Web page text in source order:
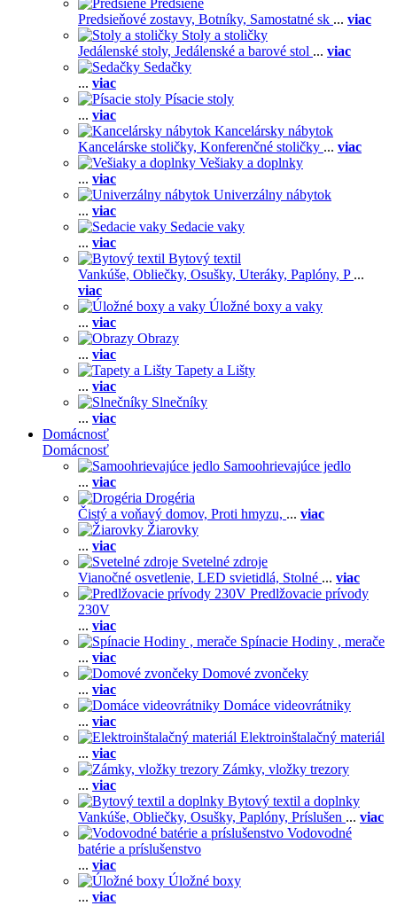
Predsiene
Predsieňové zostavy, Botníky, Samostatné sk ... viac
Stoly a stoličky
Jedálenské stoly, Jedálenské a barové stol ... viac
Sedačky
... viac
Písacie stoly
... viac
Kancelársky nábytok
Kancelárske stoličky, Konferenčné stoličky ... viac
Vešiaky a doplnky
... viac
Univerzálny nábytok
... viac
Sedacie vaky
... viac
Bytový textil
Vankúše, Obliečky, Osušky, Uteráky, Paplóny, P ...
viac
Úložné boxy a vaky
... viac
Obrazy
... viac
Tapety a Lišty
... viac
Slnečníky
... viac
Domácnosť
Domácnosť
Samoohrievajúce jedlo
... viac
Drogéria
Čistý a voňavý domov, Proti hmyzu, ... viac
Žiarovky
... viac
Svetelné zdroje
Vianočné osvetlenie, LED svietidlá, Stolné ... viac
Predlžovacie prívody
230V
... viac
Spínacie Hodiny , merače
... viac
Domové zvončeky
... viac
Domáce videovrátniky
... viac
Elektroinštalačný materiál
... viac
Zámky, vložky trezory
... viac
Bytový textil a doplnky
Vankúše, Obliečky, Osušky, Paplóny, Príslušen ... viac
Vodovodné
batérie a príslušenstvo
... viac
Úložné boxy
... viac